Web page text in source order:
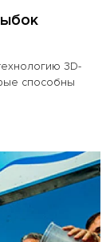
3D-
способны